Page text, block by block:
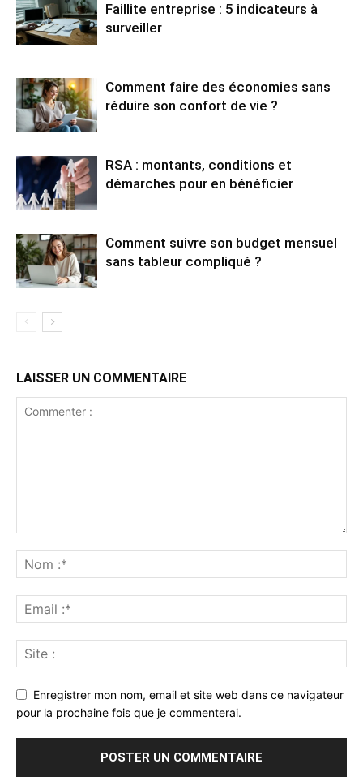
Faillite entreprise : 5 indicateurs à
surveiller
Comment faire des économies sans
réduire son confort de vie ?
RSA : montants, conditions et
démarches pour en bénéficier
Comment suivre son budget mensuel
sans tableur compliqué ?
LAISSER UN COMMENTAIRE
Enregistrer mon nom, email et site web dans ce navigateur
pour la prochaine fois que je commenterai.